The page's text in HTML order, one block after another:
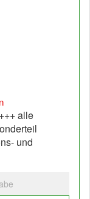
alle
und